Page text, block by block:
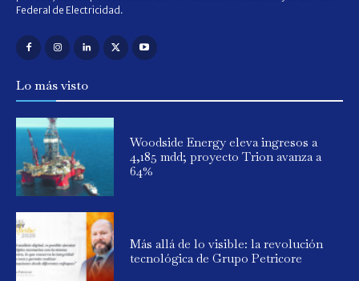
Federal de Electricidad.
Lo más visto
Woodside Energy eleva ingresos a
4,185 mdd; proyecto Trion avanza a
64%
Más allá de lo visible: la revolución
tecnológica de Grupo Petricore